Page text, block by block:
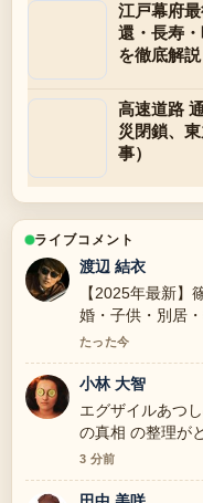
江戸幕府
還・長寿
を徹底解
高速道路
災閉鎖、
事）
ライブコメント
渡辺 結衣
【2025年最新】
婚・子供・別居
周辺の検証がし
たった今
小林 大智
エグザイルあつ
の真相 の整理が
も特に読みやすい
3 分前